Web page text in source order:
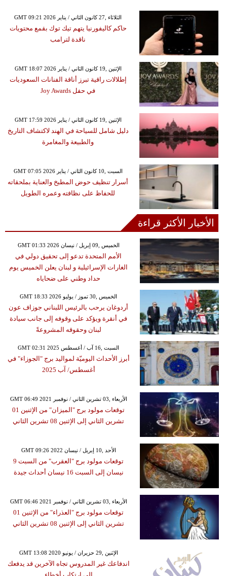
GMT 09:21 2026 الثلاثاء ,27 كانون الثاني / يناير
حاكم كاليفورنيا يتهم تيك توك بقمع محتويات
ناقدة لترامب
GMT 18:07 2026 الإثنين ,19 كانون الثاني / يناير
إطلالات راقية تبرز أناقة الفنانات السعوديات
في حفل Joy Awards
GMT 17:59 2026 الإثنين ,19 كانون الثاني / يناير
دليل شامل للسياحة في الهند لاكتشاف التاريخ
والطبيعة والمغامرة
GMT 07:05 2026 السبت ,10 كانون الثاني / يناير
أسرار تنظيف حوض المطبخ والعناية بملحقاته
للحفاظ على نظافته وعمره الطويل
الأخبار الأكثر قراءة
GMT 01:33 2026 الخميس ,09 إبريل / نيسان
الأمم المتحدة تدعو إلى تحقيق دولي في
الغارات الإسرائيلية و لبنان يعلن الخميس يوم
حداد وطني على ضحاياه
GMT 18:33 2026 الخميس ,30 تموز / يوليو
أردوغان يرحب بالرئيس اللبناني جوزاف عون
في أنقرة ويؤكد على وقوفه إلى جانب سيادة
لبنان وحقوقه المشروعةً
GMT 02:31 2025 السبت ,16 آب / أغسطس
أبرز الأحداث اليوميّة لمواليد برج "الجوزاء" في
أغسطس/ آب 2025
GMT 06:49 2021 الأربعاء ,03 تشرين الثاني / نوفمبر
توقعات مولود برج "الميزان" من الإثنين 01
تشرين الثاني إلى الإثنين 08 تشرين الثاني
GMT 09:26 2022 الأحد ,10 إبريل / نيسان
توقعات مولود برج "العقرب" من السبت 9
نيسان إلى السبت 16 نيسان أحداث جيدة
GMT 06:46 2021 الأربعاء ,03 تشرين الثاني / نوفمبر
توقعات مولود برج "العذراء" من الإثنين 01
تشرين الثاني إلى الإثنين 08 تشرين الثاني
GMT 13:08 2020 الإثنين ,29 حزيران / يونيو
اندفاعك غير المدروس تجاه الآخرين قد يدفعك